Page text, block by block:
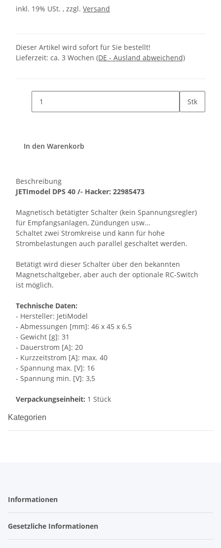
inkl. 19% USt. , zzgl. Versand
Dieser Artikel wird sofort für Sie bestellt!
Lieferzeit: ca. 3 Wochen (DE - Ausland abweichend)
Stk
In den Warenkorb
Beschreibung
JETImodel DPS 40 /- Hacker: 22985473
Magnetisch betätigter Schalter (kein Spannungsregler)
für Empfangsanlagen, Zündungen usw...
Schaltet zwei Stromkreise und kann für hohe
Strombelastungen auch parallel geschaltet werden.
Betätigt wird dieser Schalter über den bekannten
Magnetschaltgeber, aber auch der optionale RC-Switch
ist möglich.
Technische Daten:
- Hersteller: JetiModel
- Abmessungen [mm]: 46 x 45 x 6.5
- Gewicht [g]: 31
- Dauerstrom [A]: 20
- Kurzzeitstrom [A]: max. 40
- Spannung max. [V]: 16
- Spannung min. [V]: 3,5
Verpackungseinheit: 1 Stück
Kategorien
Informationen
Gesetzliche Informationen